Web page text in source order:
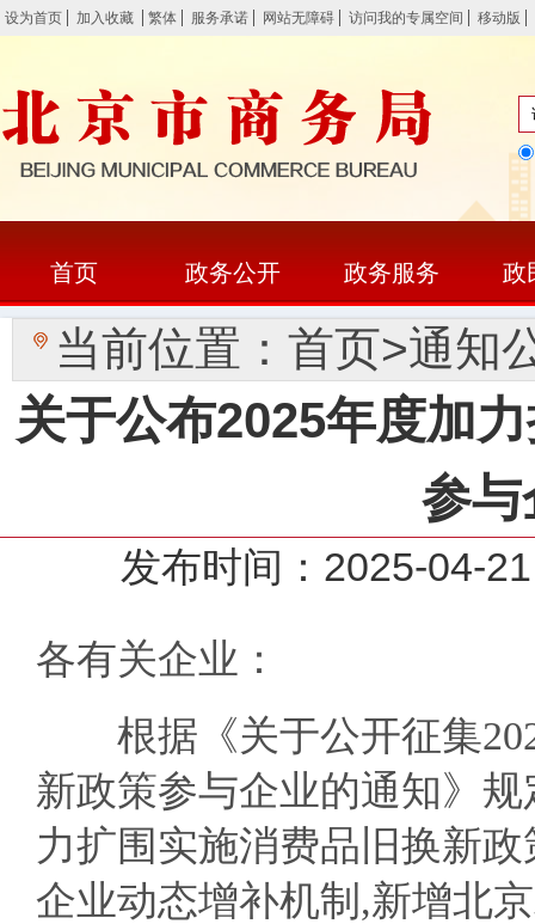
设为首页 加入收藏 繁体 服务承诺 网站无障碍 访问我的专属空间 移动版
首页 政务公开 政务服务 政
当前位置： 首页>通知
关于公布2025年度加
参与
发布时间：2025-
各有关企业：
根据《关于公开征集
新政策参与企业的通知》
力扩围实施消费品旧换新
企业动态增补机制,新增北